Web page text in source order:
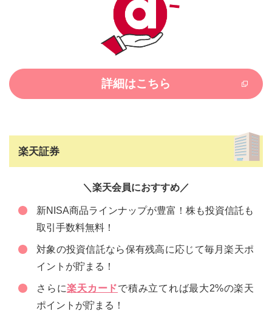
詳細はこちら
楽天証券
＼楽天会員におすすめ／
新NISA商品ラインナップが豊富！株も投資信託も
取引手数料無料！
対象の投資信託なら保有残高に応じて毎月楽天ポ
イントが貯まる！
さらに楽天カードで積み立てれば最大2%の楽天
ポイントが貯まる！